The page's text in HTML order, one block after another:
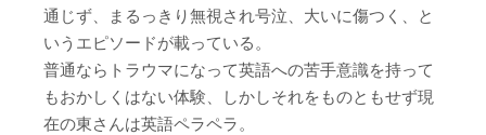
通じず、まるっきり無視され号泣、大いに傷つく、と
いうエピソードが載っている。
普通ならトラウマになって英語への苦手意識を持って
もおかしくはない体験、しかしそれをものともせず現
在の東さんは英語ペラペラ。